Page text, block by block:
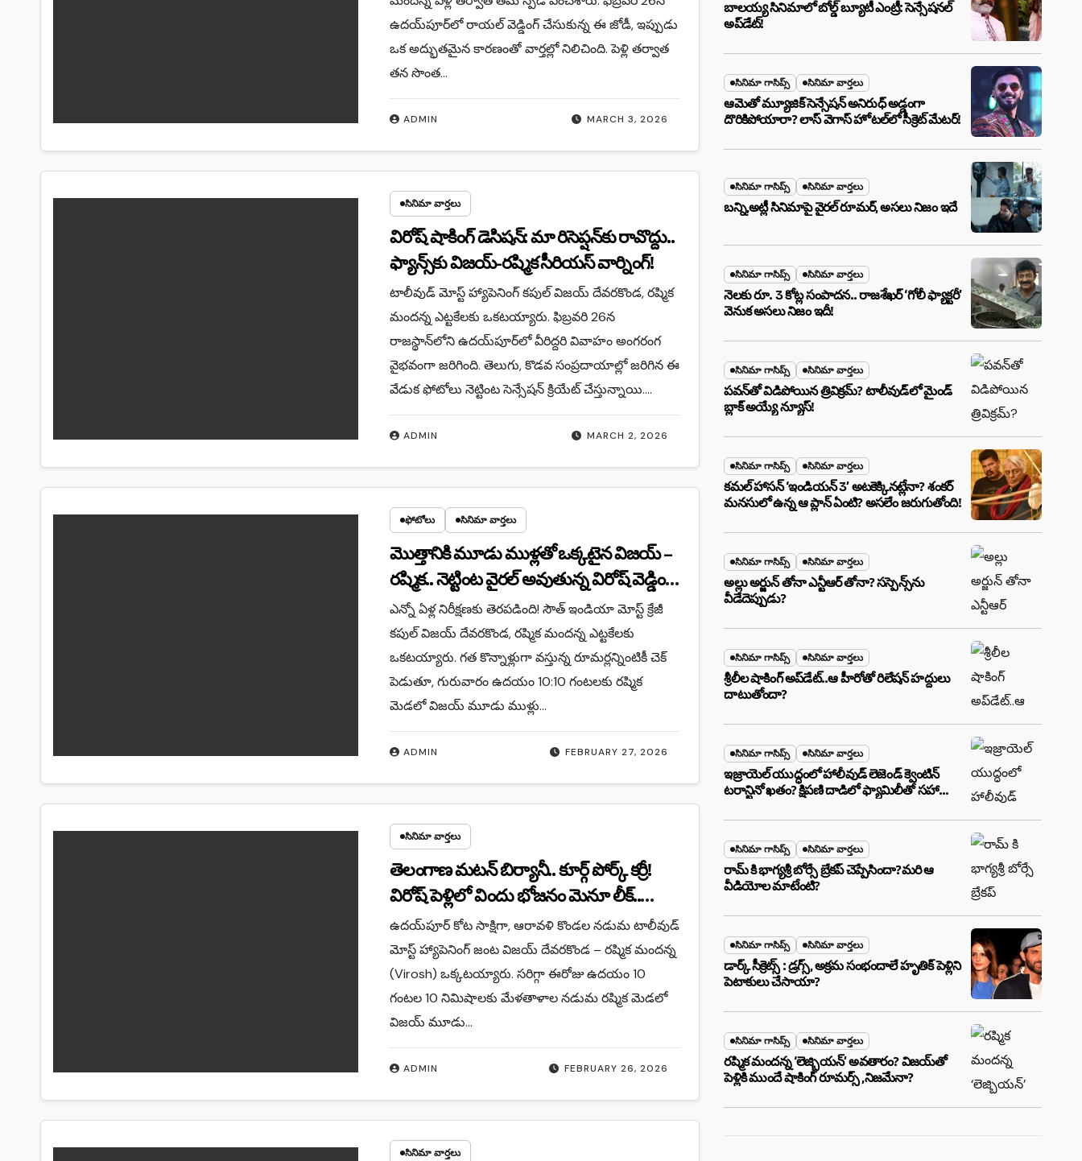
MARCH 3, 2026
ADMIN
ఉదయ్‌పూర్‌లో రాయల్ వెడ్డింగ్ చేసుకున్న ఈ జోడీ, ఇప్పుడు
ఒక అద్భుతమైన కారణంతో వార్తల్లో నిలిచింది. పెళ్లి తర్వాత
తన సొంత…
సినిమా వార్తలు
విరోష్ షాకింగ్ డెసిషన్: మా రిసెప్షన్‌కు రావొద్దు..
ఫ్యాన్స్‌కు విజయ్-రష్మిక సీరియస్ వార్నింగ్!
MARCH 2, 2026
ADMIN
టాలీవుడ్ మోస్ట్ హ్యాపెనింగ్ కపుల్ విజయ్ దేవరకొండ, రష్మిక
మందన్న ఎట్టకేలకు ఒకటయ్యారు. ఫిబ్రవరి 26న
రాజస్థాన్‌లోని ఉదయ్‌పూర్‌లో వీరిద్దరి వివాహం అంగరంగ
వైభవంగా జరిగింది. తెలుగు, కొడవ సంప్రదాయాల్లో జరిగిన ఈ
వేడుక ఫోటోలు నెట్టింట సెన్సేషన్ క్రియేట్ చేస్తున్నాయి.…
ఫోటోలు సినిమా వార్తలు
మొత్తానికి మూడు ముళ్లతో ఒక్కటైన విజయ్ –
రష్మిక.. నెట్టింట వైరల్ అవుతున్న విరోష్ వెడ్డింగ్
పిక్స్!
FEBRUARY 27, 2026
ADMIN
ఎన్నో ఏళ్ల నిరీక్షణకు తెరపడింది! సౌత్ ఇండియా మోస్ట్ క్రేజీ
కపుల్ విజయ్ దేవరకొండ, రష్మిక మందన్న ఎట్టకేలకు
ఒకటయ్యారు. గత కొన్నాళ్లుగా వస్తున్న రూమర్లన్నింటికీ చెక్
పెడుతూ, గురువారం ఉదయం 10:10 గంటలకు రష్మిక
మెడలో విజయ్ మూడు ముళ్లు…
సినిమా వార్తలు
తెలంగాణ మటన్ బిర్యానీ.. కూర్గ్ పోర్క్ కర్రీ!
విరోష్ పెళ్లిలో విందు భోజనం మెనూ లీక్..
మైండ్ బ్లాక్ అవ్వాల్సిందే!
FEBRUARY 26, 2026
ADMIN
ఉదయ్‌పూర్ కోట సాక్షిగా, ఆరావళి కొండల నడుమ టాలీవుడ్
మోస్ట్ హ్యాపెనింగ్ జంట విజయ్ దేవరకొండ – రష్మిక మందన్న
(Virosh) ఒక్కటయ్యారు. సరిగ్గా ఈరోజు ఉదయం 10
గంటల 10 నిమిషాలకు మేళతాళాల నడుమ రష్మిక మెడలో
విజయ్ మూడు…
సినిమా వార్తలు
బాలయ్య సినిమాలో బోల్డ్ బ్యూటీ ఎంట్రీ: సెన్సేషనల్
అప్‌డేట్!
సినిమా గాసిప్స్ సినిమా వార్తలు
ఆమెతో మ్యూజిక్ సెన్సేషన్ అనిరుధ్ అడ్డంగా
దొరికిపోయారా? లాస్ వెగాస్ హోటల్‌లో సీక్రెట్ మేటర్!
సినిమా గాసిప్స్ సినిమా వార్తలు
బన్ని,అట్లీ సినిమాపై వైరల్ రూమర్, అసలు నిజం ఇదే
సినిమా గాసిప్స్ సినిమా వార్తలు
నెలకు రూ. 3 కోట్ల సంపాదన.. రాజశేఖర్ ‘గోలీ ఫ్యాక్టరీ’
వెనుక అసలు నిజం ఇదీ!
సినిమా గాసిప్స్ సినిమా వార్తలు
పవన్‌తో విడిపోయిన త్రివిక్రమ్? టాలీవుడ్‌లో మైండ్
బ్లాక్ అయ్యే న్యూస్!
సినిమా గాసిప్స్ సినిమా వార్తలు
కమల్ హాసన్ ‘ఇండియన్ 3’ అటకెక్కినట్లేనా? శంకర్
మనసులో ఉన్న ఆ ప్లాన్ ఏంటి? అసలేం జరుగుతోంది!
సినిమా గాసిప్స్ సినిమా వార్తలు
అల్లు అర్జున్ తోనా ఎన్టీఆర్ తోనా? సస్పెన్స్‌ను
వీడేదెప్పుడు?
సినిమా గాసిప్స్ సినిమా వార్తలు
శ్రీలీల షాకింగ్ అప్‌డేట్..ఆ హీరోతో రిలేషన్ హద్దులు
దాటుతోందా?
సినిమా గాసిప్స్ సినిమా వార్తలు
ఇజ్రాయెల్ యుద్ధంలో హాలీవుడ్ లెజెండ్ క్వెంటిన్
టరాన్టినో ఖతం? క్షిపణి దాడిలో ఫ్యామిలీతో సహా
సినిమా గాసిప్స్ సినిమా వార్తలు
రామ్ కి భాగ్యశ్రీ బోర్సే బ్రేకప్ చెప్పేసిందా?మరి ఆ
వీడియోల మాటేంటి?
సినిమా గాసిప్స్ సినిమా వార్తలు
డార్క్ సీక్రెట్స్ : డ్రగ్స్, అక్రమ సంభందాలే హృతిక్ పెళ్లిని
పెటాకులు చేసాయా?
సినిమా గాసిప్స్ సినిమా వార్తలు
రష్మిక మందన్న ‘లెజ్బియన్’ అవతారం? విజయ్‌తో
పెళ్లికి ముందే షాకింగ్ రూమర్స్ ,నిజమేనా?